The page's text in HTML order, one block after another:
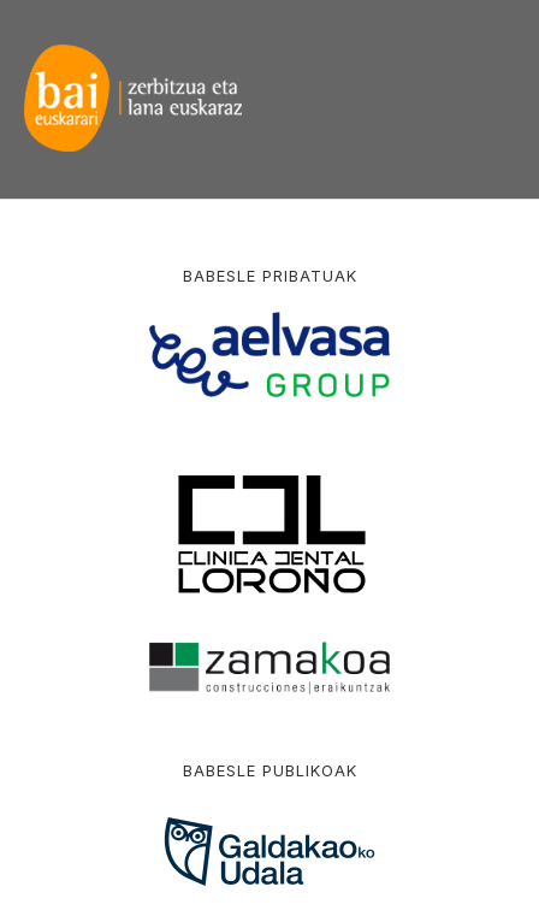
BABESLE PRIBATUAK
BABESLE PUBLIKOAK